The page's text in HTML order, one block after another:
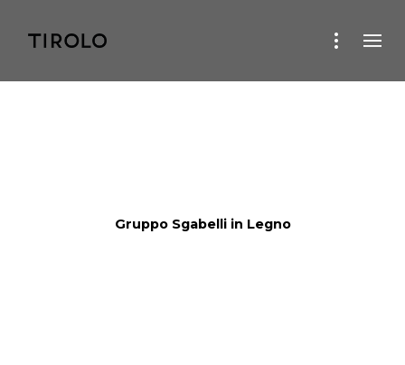
Gruppo Sgabelli in Legno